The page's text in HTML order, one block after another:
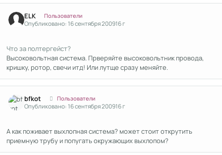
ELK Пользователи
Опубликовано:16 сентября 200916 г
Что за полтергейст?
Высоковольтная система. Прверяйте высоковольтник провода,
кришку, ротор, свечи итд! Или лутще сразу меняйте.
bfkot Пользователи
Опубликовано:16 сентября 200916 г
А как поживает выхлопная система? может стоит открутить
приемную трубу и попугать окружающих выхлопом?